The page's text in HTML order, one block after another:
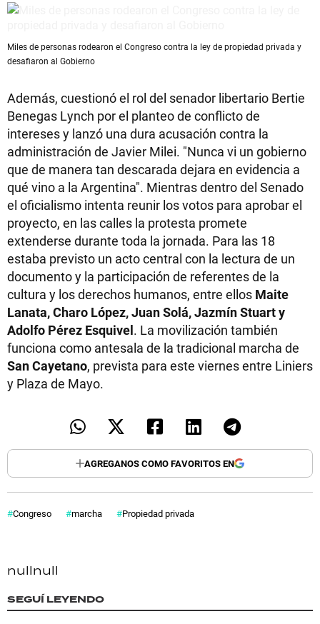
Miles de personas rodearon el Congreso contra la ley de propiedad privada y
desafiaron al Gobierno
Además, cuestionó el rol del senador libertario Bertie
Benegas Lynch por el planteo de conflicto de
intereses y lanzó una dura acusación contra la
administración de Javier Milei. "Nunca vi un gobierno
que de manera tan descarada dejara en evidencia a
qué vino a la Argentina". Mientras dentro del Senado
el oficialismo intenta reunir los votos para aprobar el
proyecto, en las calles la protesta promete
extenderse durante toda la jornada. Para las 18
estaba previsto un acto central con la lectura de un
documento y la participación de referentes de la
cultura y los derechos humanos, entre ellos Maite
Lanata, Charo López, Juan Solá, Jazmín Stuart y
Adolfo Pérez Esquivel. La movilización también
funciona como antesala de la tradicional marcha de
San Cayetano, prevista para este viernes entre Liniers
y Plaza de Mayo.
AGREGANOS COMO FAVORITOS EN
Congreso marcha Propiedad privada
nullnull
SEGUÍ LEYENDO